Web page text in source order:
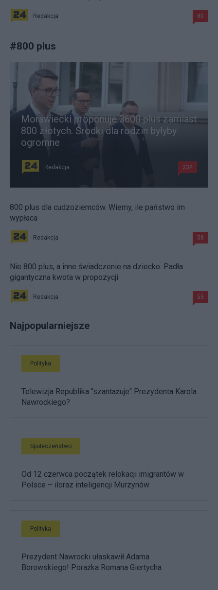
Redakcja 80
#800 plus
Morawiecki proponuje 3600 plus zamiast
800 złotych. Środki dla rodzin byłyby
ogromne
Redakcja 234
800 plus dla cudzoziemców. Wiemy, ile państwo im
wypłaca
Redakcja 58
Nie 800 plus, a inne świadczenie na dziecko. Padła
gigantyczna kwota w propozycji
Redakcja 55
Najpopularniejsze
Polityka
Telewizja Republika "szantażuje" Prezydenta Karola
Nawrockiego?
Społeczeństwo
Od 12 czerwca początek relokacji imigrantów w
Polsce – iloraz inteligencji Murzynów
Polityka
Prezydent Nawrocki ułaskawił Adama
Borowskiego! Porażka Romana Giertycha